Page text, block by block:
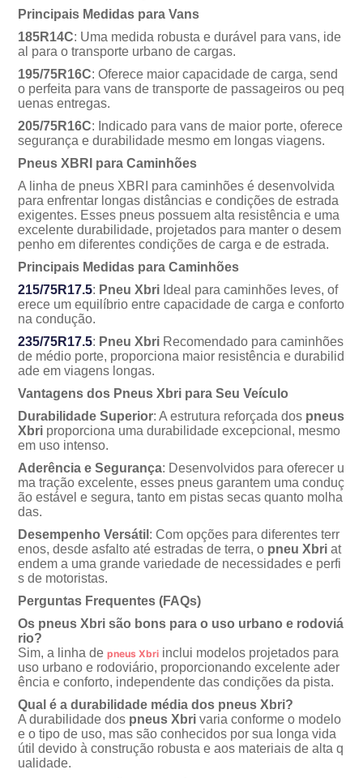
Principais Medidas para Vans
185R14C: Uma medida robusta e durável para vans, ide
al para o transporte urbano de cargas.
195/75R16C: Oferece maior capacidade de carga, send
o perfeita para vans de transporte de passageiros ou peq
uenas entregas.
205/75R16C: Indicado para vans de maior porte, oferece
segurança e durabilidade mesmo em longas viagens.
Pneus XBRI para Caminhões
A linha de pneus XBRI para caminhões é desenvolvida
para enfrentar longas distâncias e condições de estrada
exigentes. Esses pneus possuem alta resistência e uma
excelente durabilidade, projetados para manter o desem
penho em diferentes condições de carga e de estrada.
Principais Medidas para Caminhões
215/75R17.5: Pneu Xbri Ideal para caminhões leves, of
erece um equilíbrio entre capacidade de carga e conforto
na condução.
235/75R17.5: Pneu Xbri Recomendado para caminhões
de médio porte, proporciona maior resistência e durabilid
ade em viagens longas.
Vantagens dos Pneus Xbri para Seu Veículo
Durabilidade Superior: A estrutura reforçada dos pneus
Xbri proporciona uma durabilidade excepcional, mesmo
em uso intenso.
Aderência e Segurança: Desenvolvidos para oferecer u
ma tração excelente, esses pneus garantem uma conduç
o estável e segura, tanto em pistas secas quanto molha
das.
Desempenho Versátil : Com opções para diferentes terr
enos, desde asfalto até estradas de terra, o pneu Xbri at
endem a uma grande variedade de necessidades e perfi
s de motoristas.
Perguntas Frequentes (FAQs)
Os pneus Xbri são bons para o uso urbano e rodovi
rio?
Sim, a linha depneus Xbri inclui modelos projetados para
uso urbano e rodoviário, proporcionando excelente ader
ência e conforto, independente das condições da pista.
Qual é a durabilidade média dos pneus Xbri?
A durabilidade dos pneus Xbri varia conforme o modelo
e o tipo de uso, mas são conhecidos por sua longa vida
útil devido à construção robusta e aos materiais de alta q
ualidade.